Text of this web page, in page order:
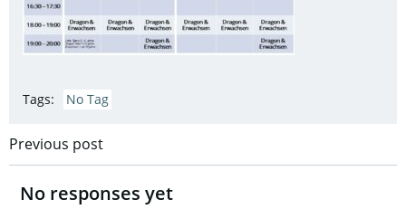
Tags: No Tag
Post
navigation
Previous post
No responses yet